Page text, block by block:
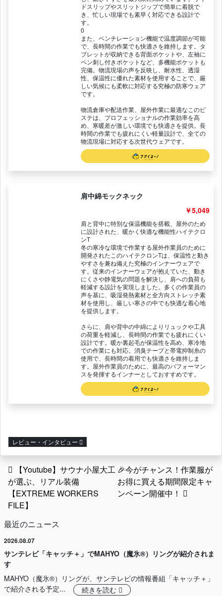
ドスリップやスリットジップで簡単に着脱で
き、忙しい現場でも素早く対応できる設計で
す。
0
また、ベンチレーション機能で温度調節が可能
で、長時間の作業でも快適さを維持します。タ
ブレットが収納できる背面ポケットや、左袖に
ペン刺し付きポケットなど、多機能ポケットも
完備。物流現場の声を反映し、耐水性、透湿
性、保温性に優れた素材を使用することで、厳
しい気候にも柔軟に対応する究極の防寒ウェア
です。
物流倉庫や配送作業、屋外作業に最適なこのピ
ステは、プロフェッショナルの作業効率を高
め、寒暖差が激しい環境でも快適さを提供。長
時間の作業でも疲れにくい軽量設計で、全ての
物流現場に対応する次世代ウェアです。
肩中綿モックネック
￥5,049
肩と背中に特別な保温機能を搭載、屋外のため
に設計された、暖かく快適な機能性ハイテクロ
ンT
冬の寒冷な環境で作業する屋外作業員のために
開発されたこのハイテクロンTは、保温性と動き
やすさを兼ね備えた究極のインナーウェアで
す。従来のインナーウェアが抱えていた、動き
にくさや静電気の問題を解決し、肩への負荷も
軽減する設計を実現しました。多くの作業員の
声を基に、吸湿発熱素材と全方向ストレッチ素
材を使用し、厳しい寒さの中でも快適な着心地
を提供します。
さらに、肩や背中の中綿によりリュックや工具
の荷重を軽減し、長時間の作業でも疲れにくい
設計です。暖か裏起毛が保温性を高め、寒冷地
での作業にも対応。消臭テープと帯電抑制糸の
使用で、長時間の着用でも快適さを維持しま
す。屋外作業員のために、最高のパフォーマン
スを発揮するインナーとしておすすめです。
レビュー・インタビュー
投稿ナビゲーション
【Youtube】サウナ小屋大工
が選ぶ、リアル装備
【EXTREME WORKERS
FILE】
🎉今がチャンス！作業服が
お得に買える期間限定キャ
ンペーン開催中！
最近のニュース
2026.08.07
サンテレビ「キャッチ＋」でMAHYO（魔氷®）リングが紹介されま
す
MAHYO（魔氷®）リングが、サンテレビの情報番組「キャッチ＋」
で紹介される予定...
続きを読む